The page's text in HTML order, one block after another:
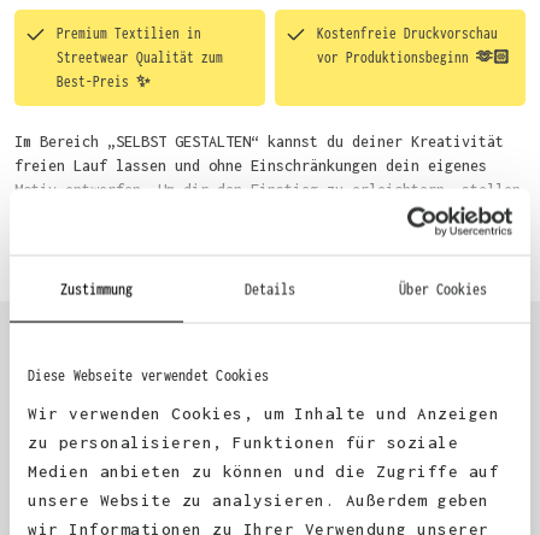
Zustimmung Details Über Cookies
Diese Webseite verwendet Cookies
Wir verwenden Cookies, um Inhalte und Anzeigen
zu personalisieren, Funktionen für soziale
Medien anbieten zu können und die Zugriffe auf
unsere Website zu analysieren. Außerdem geben
wir Informationen zu Ihrer Verwendung unserer
Premium Textilien in
Streetwear Qualität zum
Best-Preis ✨
Kostenfreie Druckvorschau
vor Produktionsbeginn 🫶🏻
Im Bereich „SELBST GESTALTEN“ kannst du deiner Kreativität
freien Lauf lassen und ohne Einschränkungen dein eigenes
Motiv entwerfen. Um dir den Einstieg zu erleichtern, stellen
wir eine von unseren Designern vorgefertigte Vorlage bereit.
Wähle einfach deine Wunsch-Produkte auf dieser Seite aus und
du auch bequem über das Bestellformular, per E-Mail oder
KUNDEN FEEDBACK 🫶
Excellent